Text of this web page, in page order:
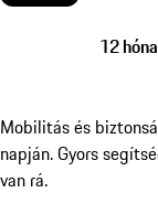
12
Mobilitás és
napján. Gyors
van rá.